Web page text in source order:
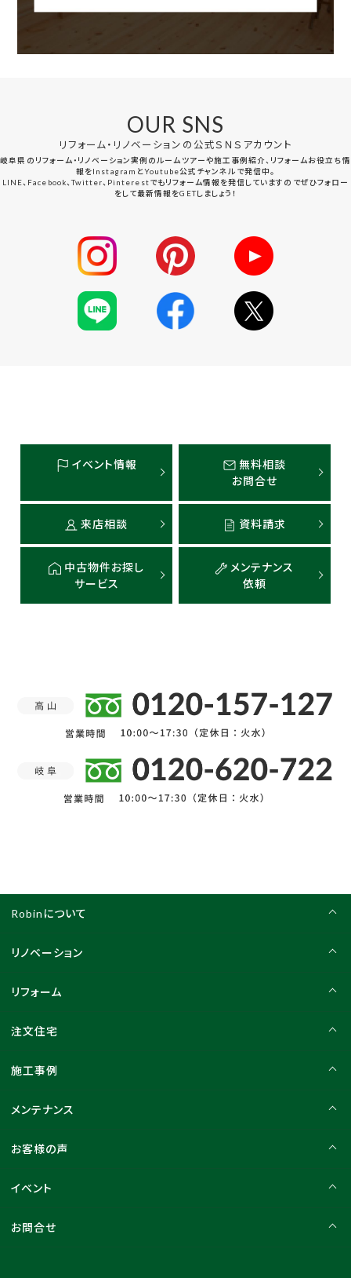
OUR SNS
リフォーム・リノベーションの公式ＳＮＳアカウント
岐阜県のリフォーム・リノベーション実例のルームツアーや施工事例紹介、リフォームお役立ち情
報をInstagramとYoutube公式チャンネルで発信中。
LINE、Facebook、Twitter、Pinterestでもリフォーム情報を発信していますのでぜひフォロー
をして最新情報をGETしましょう！
イベント情報
無料相談
お問合せ
来店相談 資料請求
中古物件お探し
サービス
メンテナンス
依頼
Robinについて
リノベーション
リフォーム
注文住宅
施工事例
メンテナンス
お客様の声
イベント
お問合せ